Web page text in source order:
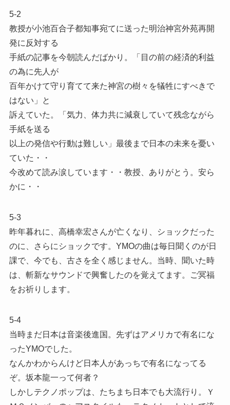
5-2
教授が小池百合子都知事宛てに送った明治神宮外苑再開
発に反対する
手紙の記事を今朝読んだばかり。「目の前の経済的利益
の為に先人が
百年かけて守り育てて来た神宮の樹々を犠牲にすべきで
はない」と
訴えていた。「気力、体力共に減衰していて残念ながら
手紙を送る
以上の発信や行動は難しい」最後まで日本の未来を憂い
ていた・・
今改めて読み涙しています・・教授、ありがとう。安ら
かに・・
5-3
昨年暮れに、高橋幸宏さんが亡くなり、ショックだった
のに、さらにショックです。YMOの曲は毎日聞くのが日
課で、今でも、古さを全く感じません。当時、聞いた時
は、斬新なサウンドで興奮したのを覚えてます。ご冥福
をお祈りします。
5-4
当時まだ日本は音楽後進国。先ずはアメリカで有名にな
ったYMOでした。
なんかわからんけど日本人があっちで有名になってる
ぞ。坂本龍一って何者？
しかしテクノポップは、たちまち日本でも大流行り。Ｙ